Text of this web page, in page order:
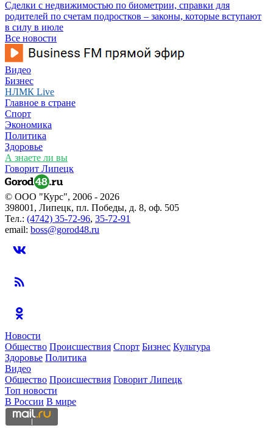
Сделки с недвижимостью по биометрии, справки для
родителей по счетам подростков – законы, которые вступают
в силу в июле
Все новости
Видео
Бизнес
НЛМК Live
Главное в стране
Спорт
Экономика
Политика
Здоровье
А знаете ли вы
Говорит Липецк
© ООО "Курс", 2006 - 2026
398001, Липецк, пл. Победы, д. 8, оф. 505
Тел.: (4742) 35-72-96, 35-72-91
email: boss@gorod48.ru
Новости
Общество Происшествия Спорт Бизнес Культура
Здоровье Политика
Видео
Общество Происшествия Говорит Липецк
Топ новости
В России В мире